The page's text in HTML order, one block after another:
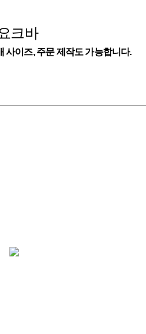
크바
사이즈, 주문 제작도 가능합니다.